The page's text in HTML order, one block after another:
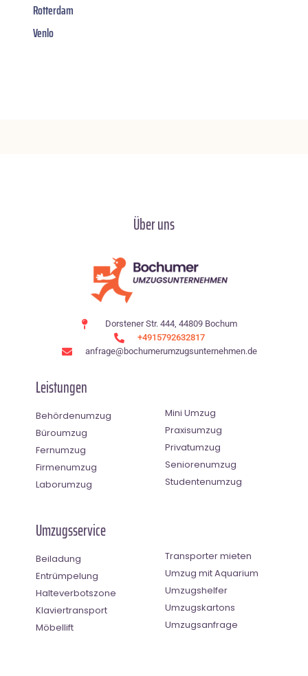
Rotterdam
Venlo
Über uns
Dorstener Str. 444, 44809 Bochum
+4915792632817
anfrage@bochumerumzugsunternehmen.de
Leistungen
Behördenumzug
Büroumzug
Fernumzug
Firmenumzug
Laborumzug
Mini Umzug
Praxisumzug
Privatumzug
Seniorenumzug
Studentenumzug
Umzugsservice
Beiladung
Entrümpelung
Halteverbotszone
Klaviertransport
Möbellift
Transporter mieten
Umzug mit Aquarium
Umzugshelfer
Umzugskartons
Umzugsanfrage